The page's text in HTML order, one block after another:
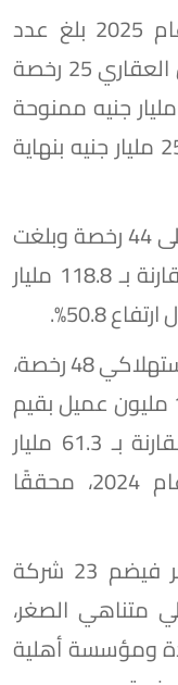
وأوضحت الإحصائيات أنه بنهاية عام 2025 بلغ عدد
الرخص الممنوحة لشركات التمويل العقاري 25 رخصة
بإجمالي قيم تمويلات حوالي 42.7 مليار جنيه ممنوحة
لنحو 115 ألف عميل، مقارنة بـ 25.5 مليار جنيه بنهاية
وارتفع عدد رخص التأجير التمويلي إلى 44 رخصة وبلغت
قيمة العقود 179.2 مليار جنيه مقارنة بـ 118.8 مليار
50.8%.
وبلغ عدد رخص شركات التمويل الاستهلاكي 48 رخصة،
واستفاد من التمويل أكثر من 10.8 مليون عميل بقيم
تمويل تجاوزت 96.3 مليار جنيه، مقارنة بـ 61.3 مليار
جنيه تمويل استهلاكي بنهاية عام 2024، محققًا
أما قطاع التمويل متناهي الصغر فيضم 23 شركة
متناهي الصغر،
واحدة ومؤسسة أهلية